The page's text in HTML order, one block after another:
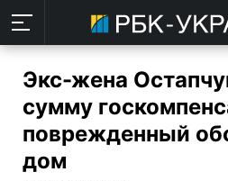
Экс-жена
сумму
поврежденный
дом